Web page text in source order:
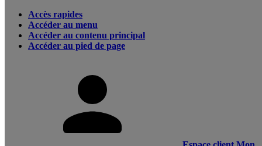
Accès rapides
Accéder au menu
Accéder au contenu principal
Accéder au pied de page